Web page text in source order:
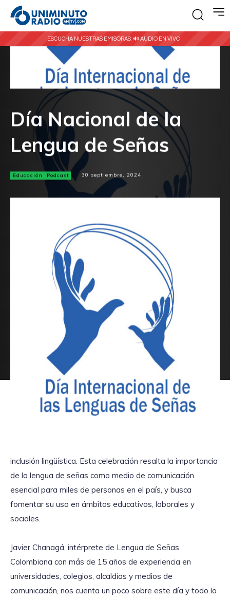
ESCUCHA NUESTRAS EMISORAS: 🔊 AUDIO EN VIVO |
Día Nacional de la
Lengua de Señas
Educación Podcast 30 septiembre, 2024
Este 23 de septiembre, Colombia celebro el Día Nacional
inclusión lingüística. Esta celebración resalta la importancia
de la lengua de señas como medio de comunicación
esencial para miles de personas en el país, y busca
fomentar su uso en ámbitos educativos, laborales y
sociales.
Javier Chanagá, intérprete de Lengua de Señas
Colombiana con más de 15 años de experiencia en
universidades, colegios, alcaldías y medios de
comunicación, nos cuenta un poco sobre este día y todo lo